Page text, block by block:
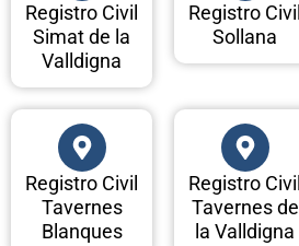
Registro Civil
Simat de la
Valldigna
Registro Civil
Sollana
Registro Civil
Tavernes
Blanques
Registro Civil
Tavernes de
la Valldigna